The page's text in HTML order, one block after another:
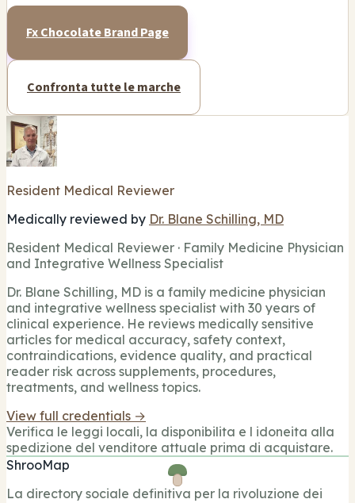
Fx Chocolate Brand Page
Confronta tutte le marche
Resident Medical Reviewer
Medically reviewed by Dr. Blane Schilling, MD
Resident Medical Reviewer · Family Medicine Physician
and Integrative Wellness Specialist
Dr. Blane Schilling, MD is a family medicine physician
and integrative wellness specialist with 30 years of
clinical experience. He reviews medically sensitive
articles for medical accuracy, safety context,
contraindications, evidence quality, and practical
reader risk across supplements, procedures,
treatments, and wellness topics.
View full credentials →
Verifica le leggi locali, la disponibilita e l idoneita alla
spedizione del venditore attuale prima di acquistare.
ShrooMap
La directory sociale definitiva per la rivoluzione dei